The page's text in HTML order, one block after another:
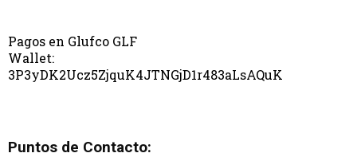
Pagos en Glufco GLF
Wallet:
3P3yDK2Ucz5ZjquK4JTNGjD1r483aLsAQuK
Puntos de Contacto: